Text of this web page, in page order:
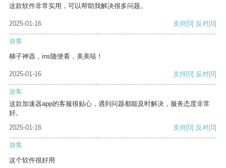
这款软件非常实用，可以帮助我解决很多问题。
2025-01-16 支持[0] 反对[0]
游客
梯子神器，ins随便看，美美哒！
2025-01-16 支持[0] 反对[0]
游客
这款加速器app的客服很贴心，遇到问题都能及时解决，服务态度非常
好。
2025-01-16
支持[0] 反对[0]
游客
这个软件很好用